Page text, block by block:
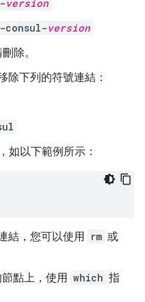
version
consul-version
除。
除下列的符號連結：
如以下範例所示：
結，您可以使用 rm 或
點上，使用 which 指